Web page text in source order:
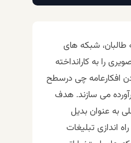
شبکه های
را به کارانداخته
افکارعامه چی درسطح
می سازند. هدف
به عنوان بدیل
اندازی تبلیغات